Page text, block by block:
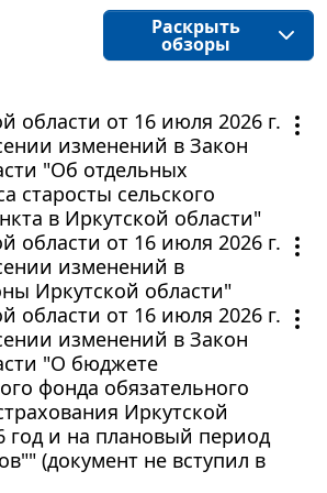
Раскрыть
обзоры
области от 16 июля 2026 г.
изменений в Закон
"Об отдельных
старосты сельского
в Иркутской области"
области от 16 июля 2026 г.
изменений в
Иркутской области"
области от 16 июля 2026 г.
изменений в Закон
"О бюджете
фонда обязательного
Иркутской
год и на плановый период
(документ не вступил в